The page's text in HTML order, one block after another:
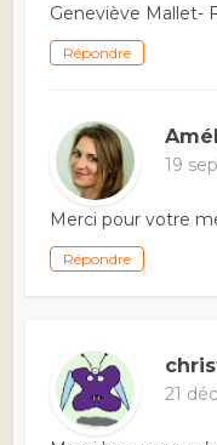
Geneviève Mallet-
Répondre
19
Merci pour votre
Répondre
21